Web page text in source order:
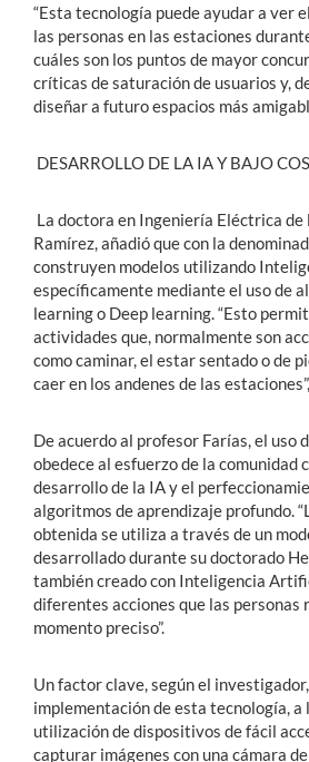
“Esta tecnología puede ayudar a ver
las personas en las estaciones
cuáles son los puntos de mayor
críticas de saturación de usuarios y,
diseñar a futuro espacios más
DESARROLLO DE LA IA Y BAJO
La doctora en Ingeniería Eléctrica de
Ramírez, añadió que con la
construyen modelos utilizando
específicamente mediante el uso de
learning o Deep learning. “Esto
actividades que, normalmente son
como caminar, el estar sentado o de
caer en los andenes de las
De acuerdo al profesor Farías, el uso
obedece al esfuerzo de la comunidad
desarrollo de la IA y el
algoritmos de aprendizaje profundo.
obtenida se utiliza a través de un
desarrollado durante su doctorado
también creado con Inteligencia
diferentes acciones que las personas
momento preciso”.
Un factor clave, según el
implementación de esta tecnología, a
utilización de dispositivos de fácil
capturar imágenes con una cámara